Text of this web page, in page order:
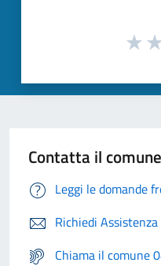
Contatta il comune
Leggi le domande
Richiedi Assistenza
Chiama il comune